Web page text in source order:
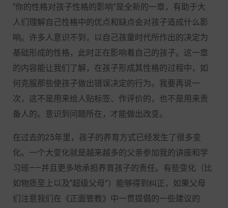
“你的性格对孩子性格的影响”是全新的一章，有助于大
人们理解自己性格中的优点和缺点会对孩子造成什么影
响。许多人意识不到，以自己孩童时代所作出的决定为
基础形成的性格，此时正在影响着自己的孩子。这一章
的内容能让我们了解，在孩子形成其性格的过程中，如
何克服那些使孩子做出错误决定的行为。我要再说一
次，这不是用来给人贴标签、作评价的，也不是用来责
备人的。意识到问题所在，才能做出改变。
在过去的25年里，孩子的养育方式已经发生了很多变
化。一个大变化就是越来越多的父亲参加我的讲座和学
习班——并且更多地承担养育孩子的责任。有些变化（比
如物质至上以及“超级父母”）能够得到纠正，如果父母
们注意我们在《正面管教》中一贯提倡的一些建议的